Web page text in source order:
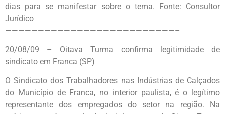
dias para se manifestar sobre o tema. Fonte: Consultor
Jurídico
——————————————————————————–
20/08/09 – Oitava Turma confirma legitimidade de
sindicato em Franca (SP)
O Sindicato dos Trabalhadores nas Indústrias de Calçados
do Município de Franca, no interior paulista, é o legítimo
representante dos empregados do setor na região. Na